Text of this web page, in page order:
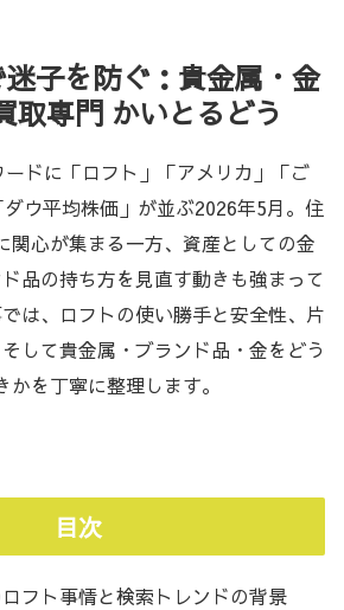
子を防ぐ：貴金属・金
取専門 かいとるどう
ドに「ロフト」「アメリカ」「ご
ウ平均株価」が並ぶ2026年5月。住
関心が集まる一方、資産としての金
品の持ち方を見直す動きも強まって
は、ロフトの使い勝手と安全性、片
して貴金属・ブランド品・金をどう
かを丁寧に整理します。
目次
フト事情と検索トレンドの背景